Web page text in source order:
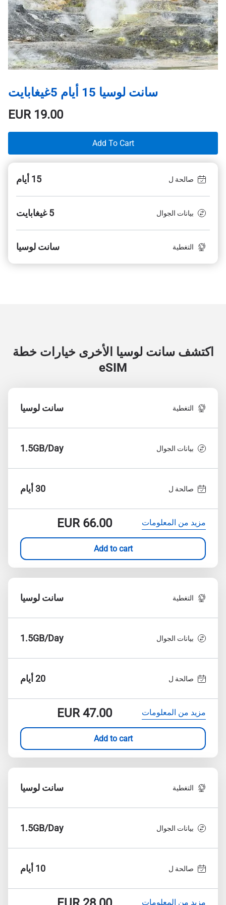
سانت لوسيا 15 أيام 5غيغابايت
EUR19.00
Add To Cart
صالحة ل 15 أيام
بيانات الجوال 5 غيغابايت
التغطية سانت لوسيا
اكتشف سانت لوسيا الأخرى خيارات خطة
eSIM
التغطية سانت لوسيا
بيانات الجوال 1.5GB/Day
صالحة ل 30 أيام
مزيد من المعلومات EUR66.00
Add to cart
التغطية سانت لوسيا
بيانات الجوال 1.5GB/Day
صالحة ل 20 أيام
مزيد من المعلومات EUR47.00
Add to cart
التغطية سانت لوسيا
بيانات الجوال 1.5GB/Day
صالحة ل 10 أيام
مزيد من المعلومات